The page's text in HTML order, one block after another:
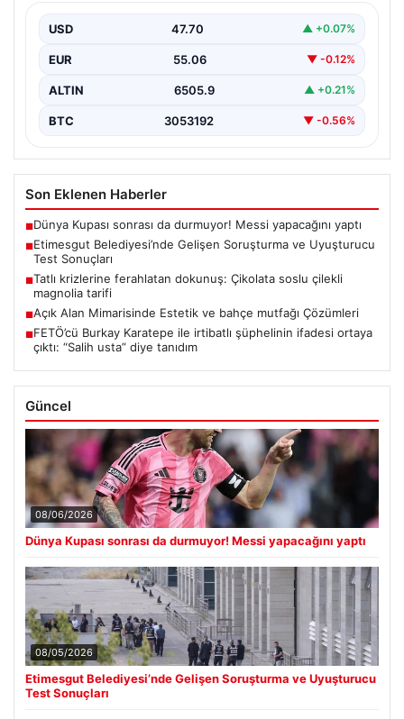
Son günlerde yayılan haberler, Etimesgut
seriyor. Soruşturma kapsamında,…
USD 47.70 ▲ +0.07%
EUR 55.06 ▼ -0.12%
ALTIN 6505.9 ▲ +0.21%
BTC 3053192 ▼ -0.56%
Son Eklenen Haberler
■Dünya Kupası sonrası da durmuyor! Messi yapacağını yaptı
■Etimesgut Belediyesi’nde Gelişen Soruşturma ve Uyuşturucu
Test Sonuçları
■Tatlı krizlerine ferahlatan dokunuş: Çikolata soslu çilekli
magnolia tarifi
■Açık Alan Mimarisinde Estetik ve bahçe mutfağı Çözümleri
■FETÖ’cü Burkay Karatepe ile irtibatlı şüphelinin ifadesi ortaya
çıktı: “Salih usta” diye tanıdım
Güncel
08/06/2026
Dünya Kupası sonrası da durmuyor! Messi yapacağını yaptı
08/05/2026
Etimesgut Belediyesi’nde Gelişen Soruşturma ve Uyuşturucu
Test Sonuçları